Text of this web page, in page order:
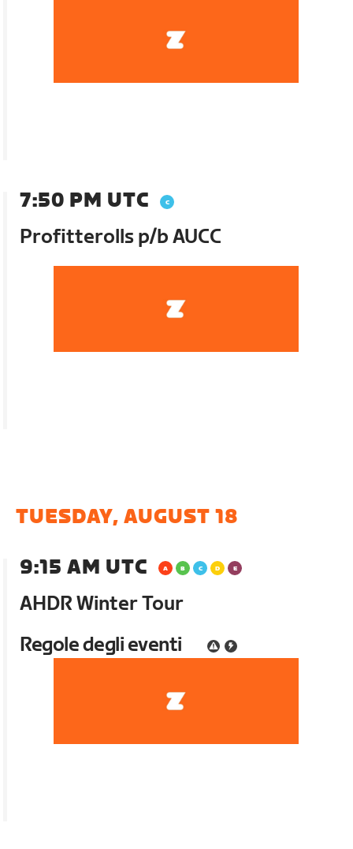
7:50 PM UTC
Profitterolls p/b AUCC
TUESDAY, AUGUST 18
9:15 AM UTC
AHDR Winter Tour
Regole degli eventi